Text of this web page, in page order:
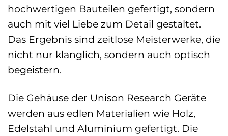
hochwertigen Bauteilen gefertigt, sondern
auch mit viel Liebe zum Detail gestaltet.
Das Ergebnis sind zeitlose Meisterwerke, die
nicht nur klanglich, sondern auch optisch
begeistern.
Die Gehäuse der Unison Research Geräte
werden aus edlen Materialien wie Holz,
Edelstahl und Aluminium gefertigt. Die